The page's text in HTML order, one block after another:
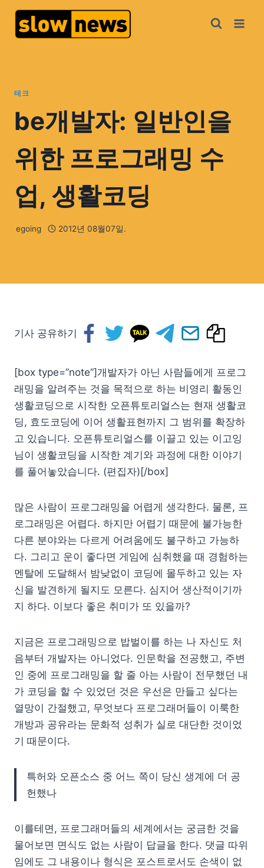
테크
be개발자: 일반인을
위한 프로그래밍 수
업, 생활코딩
egoing 2012년 08월07일.
기사 공유하기
[box type=”note”]개발자가 아닌 사람들에게 프로그
래밍을 알려주는 것을 목적으로 하는 비영리 활동인
생활코딩으로 시작한 오픈튜토리얼스는 현재 생활코
딩, 효도코딩에 이어 생활표현까지 그 범위를 확장하
고 있습니다. 오픈튜토리얼스를 이끌고 있는 이고잉
님이 생활코딩을 시작한 계기와 과정에 대한 이야기
를 풀어놓았습니다. (편집자)[/box]
많은 사람이 프로그래밍을 어렵게 생각한다. 물론, 프
로그래밍은 어렵다. 하지만 어렵기 때문에 불가능한
다른 분야와는 다르게 어려움에도 불구하고 가능하
다. 그리고 운이 좋다면 게임에 심취했을 때 경험하는
멘탈에 도달해서 밤낮없이 코딩에 몰두하고 있는 자
신을 발견하게 될지도 모른다. 심지어 생산적이기까
지 하다. 이보다 좋은 취미가 또 있을까?
지금은 프로그래밍으로 밥벌이를 하는 나 자신도 처
음부터 개발자는 아니었다. 인문학을 전공했고, 주변
인 중에 프로그래밍을 할 줄 아는 사람이 전무했던 내
가 코딩을 할 수 있었던 것은 우선은 만들고 싶다는
열망이 간절했고, 무엇보다 프로그래머들이 이룩한
개방과 공유라는 문화적 성취가 실로 대단한 것이었
기 때문이다.
특허와 오픈소스 중 어느 쪽이 당신 생계에 더 공
헌했나
이를테면, 프로그래머들의 세계에서는 궁금한 것을
물어보면 면식도 없는 사람이 답글을 한다. 댓글 따위
임에도 그 내용이나 형식은 포스트로서도 손색이 없